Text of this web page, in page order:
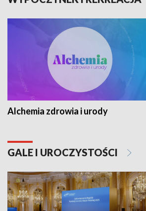
Alchemia zdrowia i urody
GALE I UROCZYSTOŚCI